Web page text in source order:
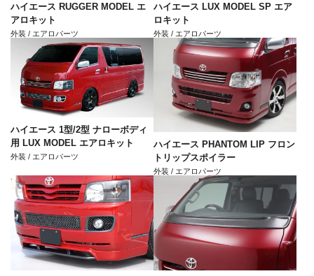
ハイエース RUGGER MODEL エ
アロキット
外装 / エアロパーツ
ハイエース LUX MODEL SP エア
ロキット
外装 / エアロパーツ
ハイエース 1型/2型 ナローボディ
用 LUX MODEL エアロキット
外装 / エアロパーツ
ハイエース PHANTOM LIP フロン
トリップスポイラー
外装 / エアロパーツ